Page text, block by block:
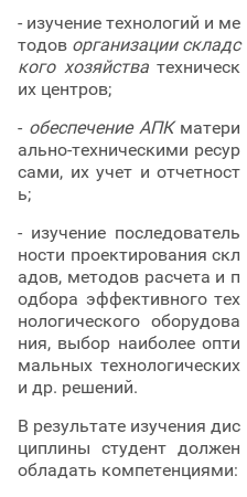
- изучение технологий и ме
тодов организации складс
кого хозяйстватехническ
их центров;
- обеспечение АПКматери
ально-техническими ресур
сами, их учет и отчетност
ь;
- изучение последователь
ности проектирования скл
адов, методов расчета и п
одбора эффективного тех
нологического оборудова
ния, выбор наиболее опти
мальных технологических
и др. решений.
В результате изучения дис
циплины студент должен
обладать компетенциями: